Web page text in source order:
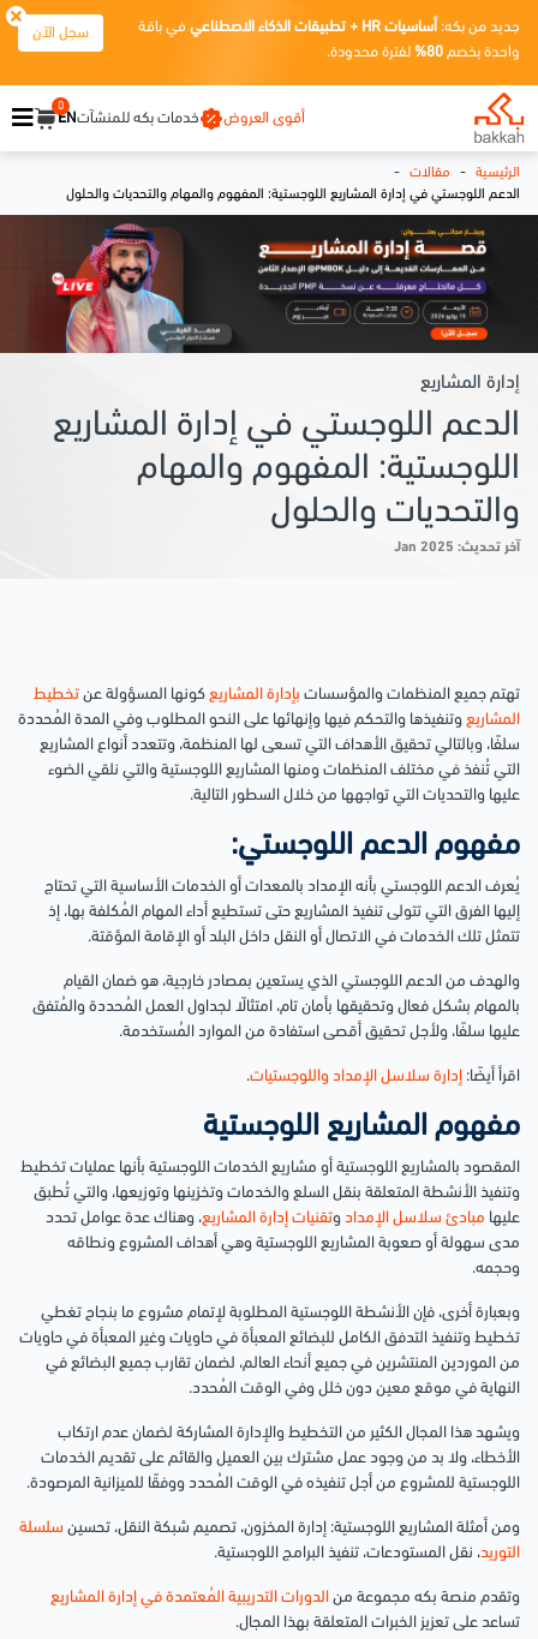
جديد من بكه: أساسيات HR + تطبيقات الذكاء الاصطناعي
في باقة
واحدة بخصم 80% لفترة محدودة.
سجل الآن
أقوى العروض خدمات بكه للمنشآتEN
0
الرئيسية - مقالات -
الدعم اللوجستي في إدارة المشاريع اللوجستية: المفهوم والمهام والتحديات والحلول
إدارة المشاريع
الدعم اللوجستي في إدارة المشاريع
اللوجستية: المفهوم والمهام
والتحديات والحلول
آخر تحديث: Jan 2025
تهتم جميع المنظمات والمؤسسات بإدارة المشاريع كونها المسؤولة عن تخطيط
المشاريع وتنفيذها والتحكم فيها وإنهائها على النحو المطلوب وفي المدة المُحددة
سلفًا، وبالتالي تحقيق الأهداف التي تسعى لها المنظمة، وتتعدد أنواع المشاريع
التي تُنفذ في مختلف المنظمات ومنها المشاريع اللوجستية والتي نلقي الضوء
عليها والتحديات التي تواجهها من خلال السطور التالية.
مفهوم الدعم اللوجستي:
يُعرف الدعم اللوجستي بأنه الإمداد بالمعدات أو الخدمات الأساسية التي تحتاج
إليها الفرق التي تتولى تنفيذ المشاريع حتى تستطيع أداء المهام المُكلفة بها، إذ
تتمثل تلك الخدمات في الاتصال أو النقل داخل البلد أو الإقامة المؤقتة.
والهدف من الدعم اللوجستي الذي يستعين بمصادر خارجية، هو ضمان القيام
بالمهام بشكل فعال وتحقيقها بأمان تام، امتثالًا لجداول العمل المُحددة والمُتفق
عليها سلفًا، ولأجل تحقيق أقصى استفادة من الموارد المُستخدمة.
اقرأ أيضًا: إدارة سلاسل الإمداد واللوجستيات.
مفهوم المشاريع اللوجستية
المقصود بالمشاريع اللوجستية أو مشاريع الخدمات اللوجستية بأنها عمليات تخطيط
وتنفيذ الأنشطة المتعلقة بنقل السلع والخدمات وتخزينها وتوزيعها، والتي تُطبق
عليها مبادئ سلاسل الإمداد وتقنيات إدارة المشاريع، وهناك عدة عوامل تحدد
مدى سهولة أو صعوبة المشاريع اللوجستية وهي أهداف المشروع ونطاقه
وحجمه.
وبعبارة أخرى، فإن الأنشطة اللوجستية المطلوبة لإتمام مشروع ما بنجاح تغطي
تخطيط وتنفيذ التدفق الكامل للبضائع المعبأة في حاويات وغير المعبأة في حاويات
من الموردين المنتشرين في جميع أنحاء العالم، لضمان تقارب جميع البضائع في
النهاية في موقع معين دون خلل وفي الوقت المُحدد.
ويشهد هذا المجال الكثير من التخطيط والإدارة المشاركة لضمان عدم ارتكاب
الأخطاء، ولا بد من وجود عمل مشترك بين العميل والقائم على تقديم الخدمات
اللوجستية للمشروع من أجل تنفيذه في الوقت المُحدد ووفقًا للميزانية المرصودة.
ومن أمثلة المشاريع اللوجستية: إدارة المخزون، تصميم شبكة النقل، تحسين سلسلة
التوريد، نقل المستودعات، تنفيذ البرامج اللوجستية.
وتقدم منصة بكه مجموعة من الدورات التدريبية المُعتمدة في إدارة المشاريع
تساعد على تعزيز الخبرات المتعلقة بهذا المجال.